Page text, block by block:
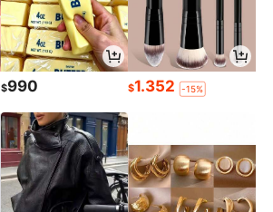
$990 $1.352 -15%